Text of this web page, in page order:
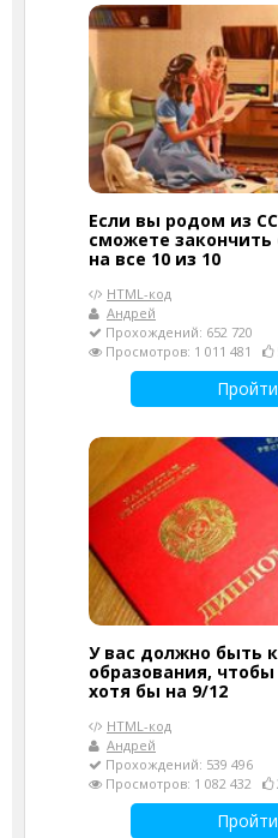
Если вы родом из
сможете
на все 10 из 10
HTML-код
Андрей
Прохождений: 652 720
Просмотров: 1 011 481
У вас должно быть
образования,
хотя бы на 9/12
HTML-код
Андрей
Прохождений: 539 496
Просмотров: 1 082 432